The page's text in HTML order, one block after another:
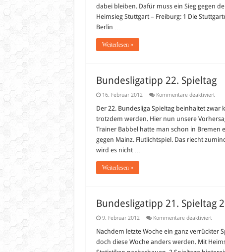
dabei bleiben. Dafür muss ein Sieg gegen
Heimsieg Stuttgart – Freiburg: 1 Die
Berlin …
Weiterlesen »
Bundesligatipp 22. Spieltag
16. Februar 2012 Kommentare deaktiviertfür
22.
Der 22. Bundesliga Spieltag beinhaltet
trotzdem werden. Hier nun unsere
Trainer Babbel hatte man schon in Bremen
gegen Mainz. Flutlichtspiel. Das riecht
wird es nicht …
Weiterlesen »
Bundesligatipp 21. Spieltag
9. Februar 2012 Kommentare deaktiviertfür
21.
2012
Nachdem letzte Woche ein ganz verrückter
doch diese Woche anders werden. Mit